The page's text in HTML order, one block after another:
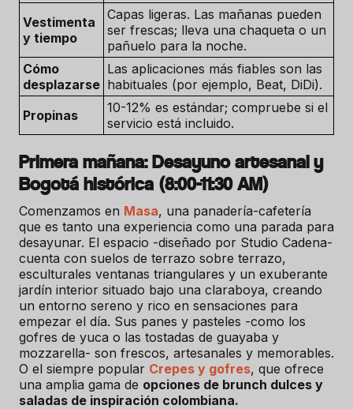
Vestimenta
y tiempo
Capas ligeras. Las mañanas pueden
ser frescas; lleva una chaqueta o un
pañuelo para la noche.
Cómo
desplazarse
Las aplicaciones más fiables son las
habituales (por ejemplo, Beat, DiDi).
Propinas
10-12% es estándar; compruebe si el
servicio está incluido.
Primera mañana: Desayuno artesanal y
Bogotá histórica (8:00-11:30 AM)
Comenzamos en Masa, una panadería-cafetería
que es tanto una experiencia como una parada para
desayunar. El espacio -diseñado por Studio Cadena-
cuenta con suelos de terrazo sobre terrazo,
esculturales ventanas triangulares y un exuberante
jardín interior situado bajo una claraboya, creando
un entorno sereno y rico en sensaciones para
empezar el día. Sus panes y pasteles -como los
gofres de yuca o las tostadas de guayaba y
mozzarella- son frescos, artesanales y memorables.
O el siempre popular Crepes y gofres, que ofrece
una amplia gama de opciones de brunch dulces y
saladas de inspiración colombiana.